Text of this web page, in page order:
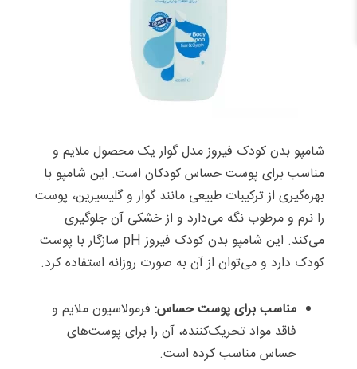
شامپو بدن کودک فیروز مدل گوار یک محصول ملایم و
مناسب برای پوست حساس کودکان است. این شامپو با
بهره‌گیری از ترکیبات طبیعی مانند گوار و گلیسیرین، پوست
را نرم و مرطوب نگه می‌دارد و از خشکی آن جلوگیری
می‌کند. این شامپو بدن کودک فیروز pH سازگار با پوست
کودک دارد و می‌توان از آن به صورت روزانه استفاده کرد.
مناسب برای پوست حساس:فرمولاسیون ملایم و
فاقد مواد تحریک‌کننده، آن را برای پوست‌های
حساس مناسب کرده است.